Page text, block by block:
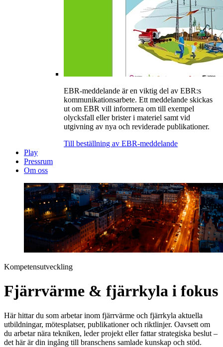
EBR-meddelande är en viktig del av EBR:s
kommunikationsarbete. Ett meddelande skickas
ut om EBR vill informera om till exempel
olycksfall eller brister i materiel samt vid
utgivning av nya och reviderade publikationer.
Till beställning av EBR-meddelande
Play
Pressrum
Om oss
Kompetensutveckling
Fjärrvärme & fjärrkyla i fokus
Här hittar du som arbetar inom fjärrvärme och fjärrkyla aktuella
utbildningar, mötesplatser, publikationer och riktlinjer. Oavsett om
du arbetar nära tekniken, leder projekt eller fattar strategiska beslut –
det här är din ingång till branschens samlade kunskap och stöd.